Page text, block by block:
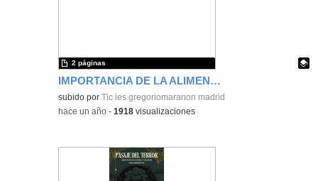
IMPORTANCIA DE LA ALIMENTACIÓN SALUDABLE E HIGIENE DEL SUEÑO
Contenido educativo.
subido porTic ies gregoriomaranon madrid
2 páginas
-hace un año -1918 visualizaciones